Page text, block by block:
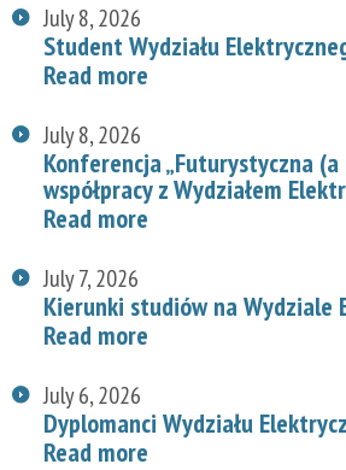
July 8, 2026
Student Wydziału
Read more
July 8, 2026
Konferencja „Futurystyczna
współpracy z Wydziałem
Read more
July 7, 2026
Kierunki studiów na Wydziale
Read more
July 6, 2026
Dyplomanci Wydziału
Read more